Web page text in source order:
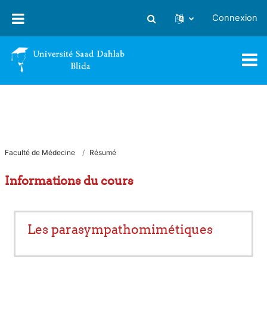
Activer/désactiver la saisie
Connexion
Faculté de Médecine Résumé
Informations du cours
Les parasympathomimétiques